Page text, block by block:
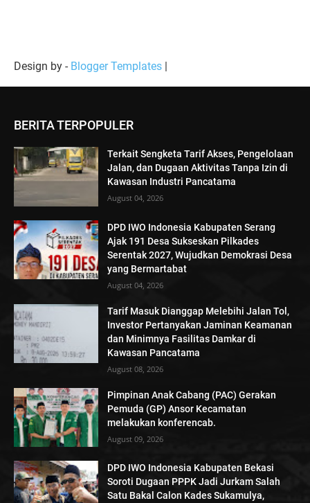
Design by - Blogger Templates |
BERITA TERPOPULER
Terkait Sengketa Tarif Akses, Pengelolaan
Jalan, dan Dugaan Aktivitas Tanpa Izin di
Kawasan Industri Pancatama
August 04, 2026
DPD IWO Indonesia Kabupaten Serang
Ajak 191 Desa Sukseskan Pilkades
Serentak 2027, Wujudkan Demokrasi Desa
yang Bermartabat
August 04, 2026
Tarif Masuk Dianggap Melebihi Jalan Tol,
Investor Pertanyakan Jaminan Keamanan
dan Minimnya Fasilitas Damkar di
Kawasan Pancatama
August 08, 2026
Pimpinan Anak Cabang (PAC) Gerakan
Pemuda (GP) Ansor Kecamatan
melakukan konferencab.
August 09, 2026
DPD IWO Indonesia Kabupaten Bekasi
Soroti Dugaan PPPK Jadi Jurkam Salah
Satu Bakal Calon Kades Sukamulya,